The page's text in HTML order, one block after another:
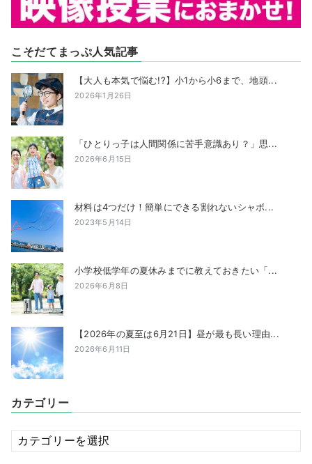
こそだてまっぷ人気記事
【大人も本気で悩む!?】小1から小6まで、地頭...
2026年1月26日
「ひとりっ子は人間関係に苦手意識あり？」思...
2026年6月15日
材料は4つだけ！簡単にできる割れないシャボ...
2023年5月14日
小学校低学年の夏休みまでに教えておきたい「...
2026年6月8日
【2026年の夏至は6月21日】昼が最も長い理由...
2026年6月11日
カテゴリー
カ
テ